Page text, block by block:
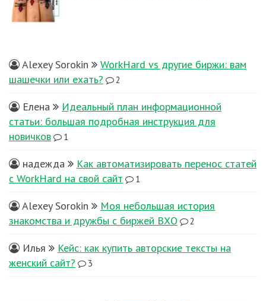
Alexey Sorokin
WorkHard vs другие биржи: вам
шашечки или ехать?
2
Елена
Идеальный план информационной
статьи: большая подробная инструкция для
новичков
1
надежда
Как автоматизировать перенос статей
с WorkHard на свой сайт
1
Alexey Sorokin
Моя небольшая история
знакомства и дружбы с биржей ВХО
2
Илья
Кейс: как купить авторские тексты на
женский сайт?
3